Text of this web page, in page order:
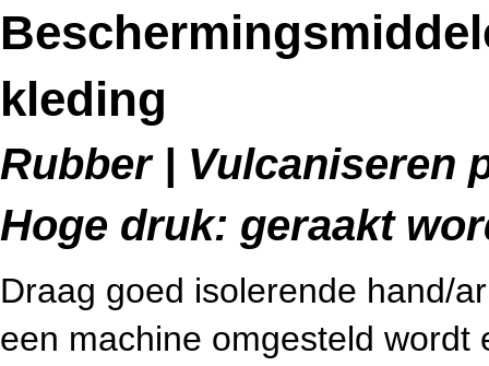
kleding
Rubber | Vulcaniseren
Hoge druk: geraakt
Draag goed isolerende hand/
een machine omgesteld